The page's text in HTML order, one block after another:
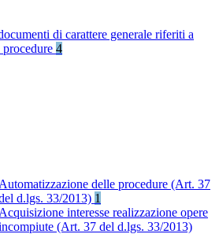
di carattere generale riferiti a
procedure 4
Automatizzazione delle procedure (Art. 37
d.lgs. 33/2013) 1
Acquisizione interesse realizzazione opere
(Art. 37 del d.lgs. 33/2013)